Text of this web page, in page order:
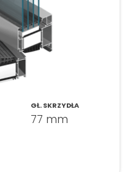
GŁ. SKRZYDŁA
77 mm